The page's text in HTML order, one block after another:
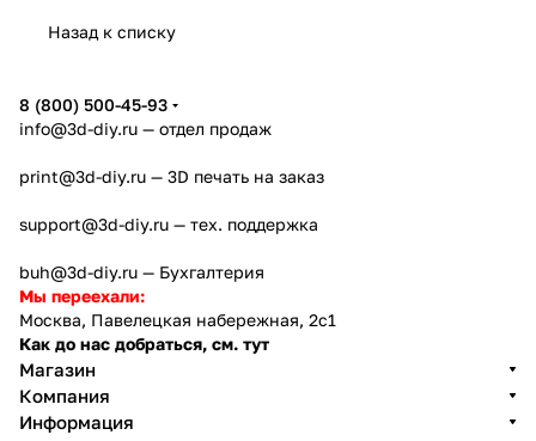
Назад к списку
8 (800) 500-45-93
info@3d-diy.ru — отдел продаж
print@3d-diy.ru — 3D печать на заказ
support@3d-diy.ru — тех. поддержка
buh@3d-diy.ru — Бухгалтерия
Мы переехали:
Москва, Павелецкая набережная, 2с1
Как до нас добраться, см. тут
Магазин
Компания
Информация